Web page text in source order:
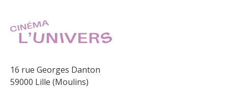
16 rue Georges Danton
59000 Lille (Moulins)